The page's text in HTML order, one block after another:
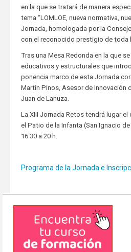
en la que se tratará de manera
tema “LOMLOE, nueva normativa,
Jornada, homologada por la
con el reconocido prestigio de toda
Tras una Mesa Redonda en la que
educativos y estructurales que
ponencia marco de esta Jornada
Martín Pinos, Asesor de Innovación
Juan de Lanuza.
La XIII Jornada Retos tendrá lugar el
el Patio de la Infanta (San Ignacio
16:30 a 20 h.
Programa de la Jornada e